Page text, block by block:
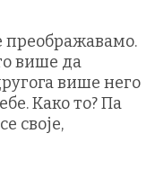
преображавамо.
више да
више него
Како то? Па
своје,